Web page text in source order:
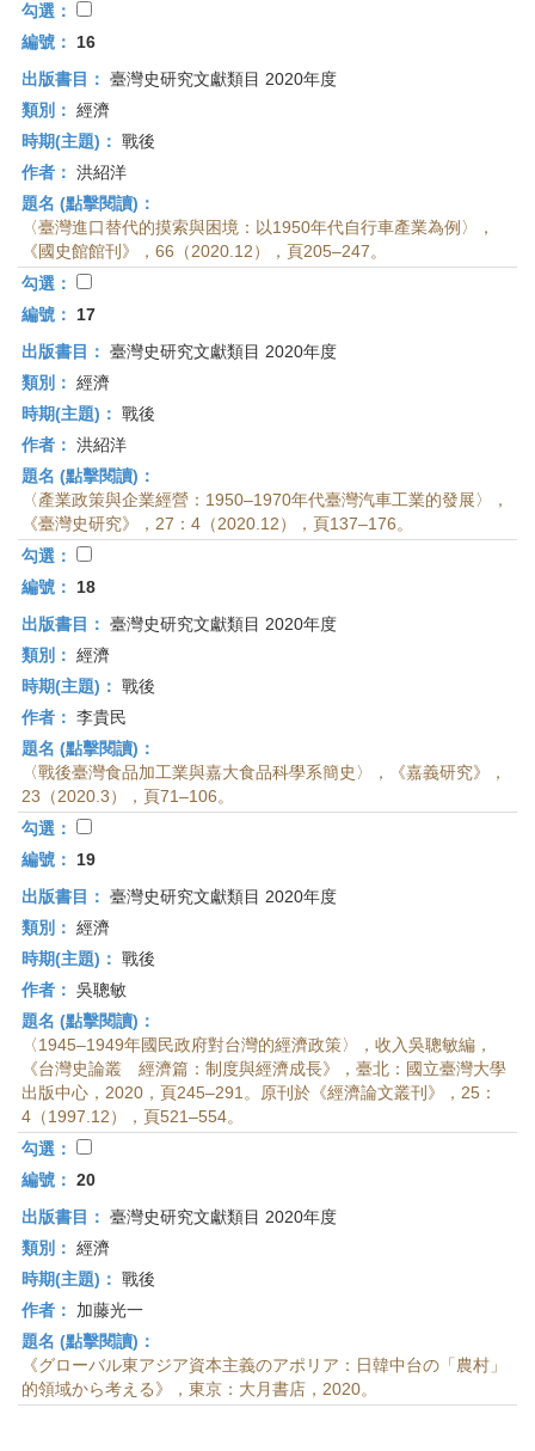
勾選：
編號：
16
出版書目： 臺灣史研究文獻類目 2020年度
類別： 經濟
時期(主題)： 戰後
作者： 洪紹洋
題名 (點擊閱讀)：
〈臺灣進口替代的摸索與困境：以1950年代自行車產業為例〉，
《國史館館刊》，66（2020.12），頁205–247。
勾選：
編號：
17
出版書目： 臺灣史研究文獻類目 2020年度
類別： 經濟
時期(主題)： 戰後
作者： 洪紹洋
題名 (點擊閱讀)：
〈產業政策與企業經營：1950–1970年代臺灣汽車工業的發展〉，
《臺灣史研究》，27：4（2020.12），頁137–176。
勾選：
編號：
18
出版書目： 臺灣史研究文獻類目 2020年度
類別： 經濟
時期(主題)： 戰後
作者： 李貴民
題名 (點擊閱讀)：
〈戰後臺灣食品加工業與嘉大食品科學系簡史〉，《嘉義研究》，
23（2020.3），頁71–106。
勾選：
編號：
19
出版書目： 臺灣史研究文獻類目 2020年度
類別： 經濟
時期(主題)： 戰後
作者： 吳聰敏
題名 (點擊閱讀)：
〈1945–1949年國民政府對台灣的經濟政策〉，收入吳聰敏編，
《台灣史論叢 經濟篇：制度與經濟成長》，臺北：國立臺灣大學
出版中心，2020，頁245–291。原刊於《經濟論文叢刊》，25：
4（1997.12），頁521–554。
勾選：
編號： 20
出版書目： 臺灣史研究文獻類目 2020年度
類別： 經濟
時期(主題)： 戰後
作者：
加藤光一
題名 (點擊閱讀)：
《グローバル東アジア資本主義のアポリア：日韓中台の「農村」
的領域から考える》，東京：大月書店，2020。